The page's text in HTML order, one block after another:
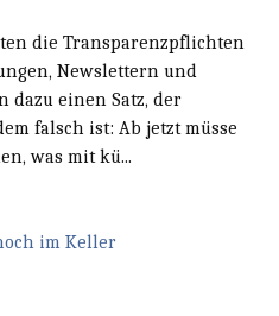
die Transparenzpflichten
Newslettern und
dazu einen Satz, der
falsch ist: Ab jetzt müsse
was mit kü...
im Keller